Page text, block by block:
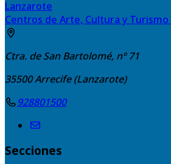
Centros de Arte, Cultura y
Ctra. de San Bartolomé, nº 71
35500Arrecife (Lanzarote)
928801500
Secciones